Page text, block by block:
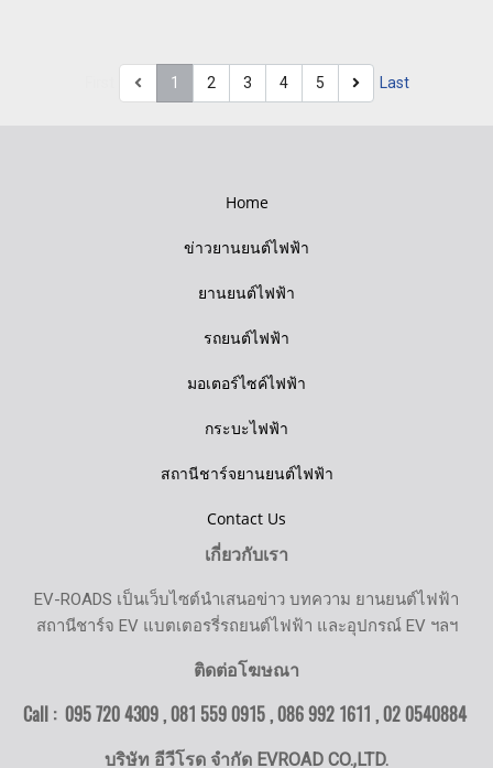
1 2 3 4 5 Last
Home
ข่าวยานยนต์ไฟฟ้า
ยานยนต์ไฟฟ้า
รถยนต์ไฟฟ้า
มอเตอร์ไซค์ไฟฟ้า
กระบะไฟฟ้า
สถานีชาร์จยานยนต์ไฟฟ้า
Contact Us
เกี่ยวกับเรา
EV-ROADS เป็นเว็บไซต์นำเสนอข่าว บทความ ยานยนต์ไฟฟ้า
สถานีชาร์จ EV แบตเตอรรี่รถยนต์ไฟฟ้า และอุปกรณ์ EV ฯลฯ
ติดต่อโฆษณา
Call : 095 720 4309 , 081 559 0915 , 086 992 1611 ,02 0540884
บริษัท อีวีโรด จำกัด EVROAD CO.,LTD.